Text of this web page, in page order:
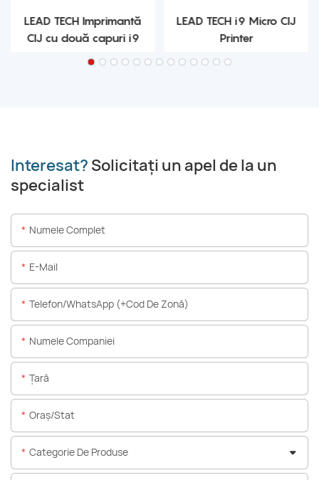
LEAD TECH Imprimantă
CIJ cu două capuri i9
LEAD TECH i9 Micro CIJ
Printer
Interesat? Solicitați un apel de la un
specialist
Numele Complet
E-Mail
Telefon/WhatsApp (+Cod De Zonă)
Numele Companiei
Ţară
Oraș/stat
Categorie De Produse